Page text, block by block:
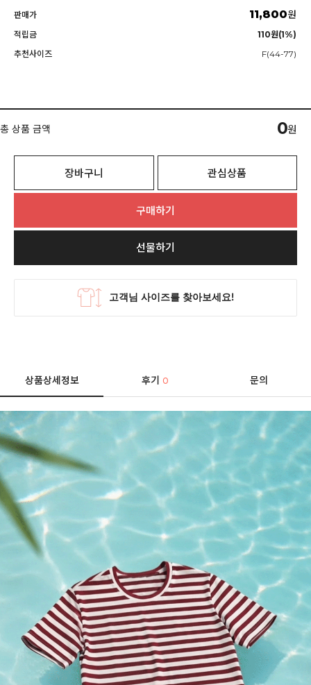
판매가 11,800원
적립금
110원(1%)
추천사이즈
F(44-77)
총 상품 금액 0원
장바구니 관심상품
구매하기
선물하기
상품상세정보 후기0 문의